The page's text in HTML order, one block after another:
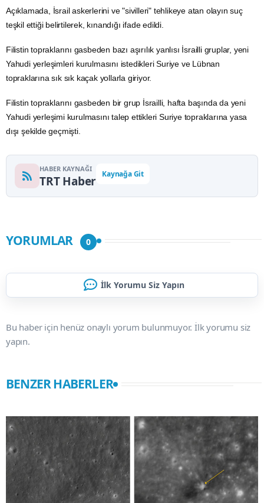
Açıklamada, İsrail askerlerini ve "sivilleri" tehlikeye atan olayın suç
teşkil ettiği belirtilerek, kınandığı ifade edildi.
Filistin topraklarını gasbeden bazı aşırılık yanlısı İsrailli gruplar, yeni
Yahudi yerleşimleri kurulmasını istedikleriSuriye ve Lübnan
topraklarına sık sık kaçak yollarla giriyor.
Filistin topraklarını gasbeden bir grup İsrailli, hafta başında da yeni
Yahudi yerleşimikurulmasını talep ettikleri Suriye topraklarına yasa
dışı şekilde geçmişti.
HABER KAYNAĞI
TRT Haber Kaynağa Git
YORUMLAR 0
İlk Yorumu Siz Yapın
Bu haber için henüz onaylı yorum bulunmuyor. İlk yorumu siz
yapın.
BENZER HABERLER